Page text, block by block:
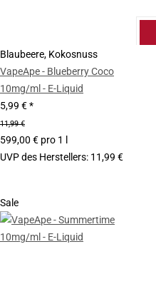
Blaubeere, Kokosnuss
VapeApe - Blueberry Coco
10mg/ml - E-Liquid
5,99 €*
11,99 €
599,00 € pro 1 l
UVP des Herstellers: 11,99 €
Sale